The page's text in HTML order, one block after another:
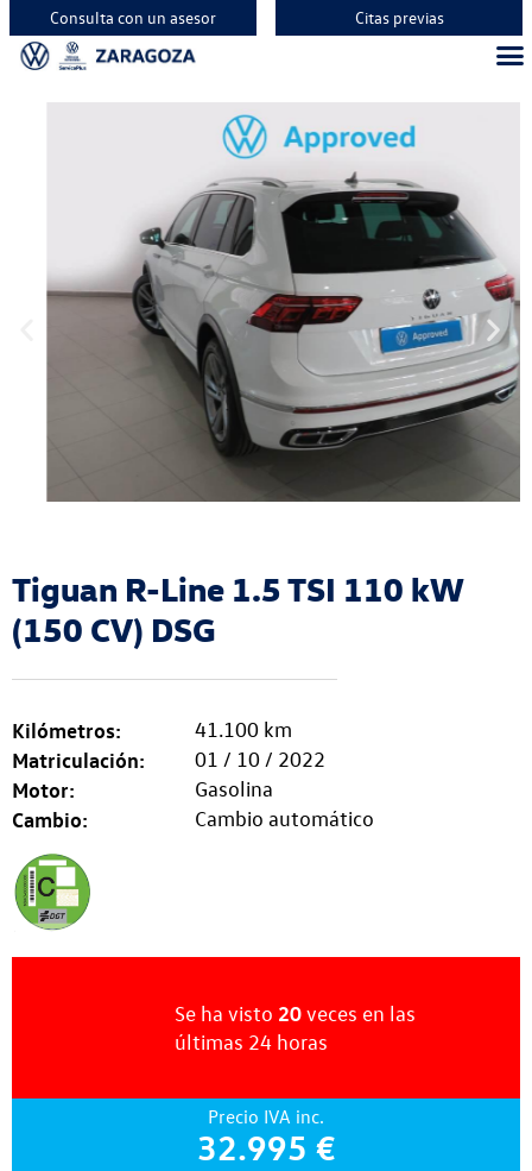
Consulta con un asesor Citas previas
Tiguan R-Line 1.5 TSI 110 kW
(150 CV) DSG
Kilómetros: 41.100 km
Matriculación: 01 / 10 / 2022
Motor: Gasolina
Cambio: Cambio automático
Se ha visto 20veces en las
últimas 24 horas
Precio IVA inc.
32.995 €